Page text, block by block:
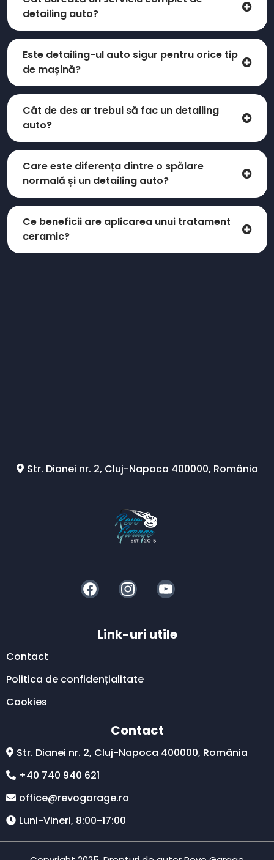
detailing auto?
Este detailing-ul auto sigur pentru orice tip
de mașină?
Cât de des ar trebui să fac un detailing
auto?
Care este diferența dintre o spălare
normală și un detailing auto?
Ce beneficii are aplicarea unui tratament
ceramic?
Str. Dianei nr. 2, Cluj-Napoca 400000, România
Link-uri utile
Contact
Politica de confidențialitate
Cookies
Contact
Str. Dianei nr. 2, Cluj-Napoca 400000, România
+40 740 940 621
office@revogarage.ro
Luni-Vineri, 8:00-17:00